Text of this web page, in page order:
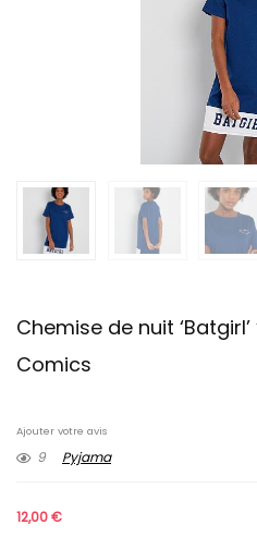
Chemise de nuit ‘Batgirl’
Comics
Ajouter votre avis
9 Pyjama
12,00€